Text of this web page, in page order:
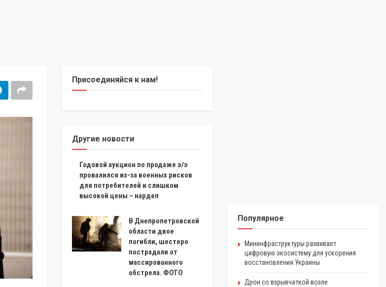
Присоединяйся к нам!
Другие новости
Годовой аукцион по продаже э/э
провалился из-за военных рисков
для потребителей и слишком
высокой цены – нардеп
В Днепропетровской
области двое
погибли, шестеро
пострадали от
массированного
обстрела. ФОТО
Популярное
Мининфраструктуры развивает
цифровую экосистему для ускорения
восстановления Украины
Дрон со взрывчаткой возле